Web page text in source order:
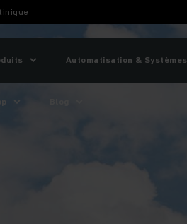
Automatisation & Systèmes